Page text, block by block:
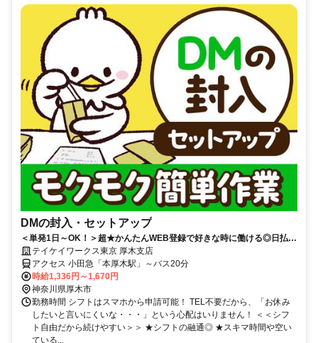
DMの封入・セットアップ
＜単発1日～OK！＞超★かんたんWEB登録で好きな時に働ける◎日払い
OK！扶養内やWワークも歓迎♪
テイケイワークス東京 厚木支店
アクセス 小田急「本厚木駅」～バス20分
時給1,336円～1,670円
神奈川県厚木市
勤務時間 シフトはスマホから申請可能！ TEL不要だから、「お休み
したいと言いにくいな・・・」という心配はいりません！ ＜＜シフ
ト自由だから続けやすい＞＞ ★シフトの融通◎ ★スキマ時間や空い
ている...